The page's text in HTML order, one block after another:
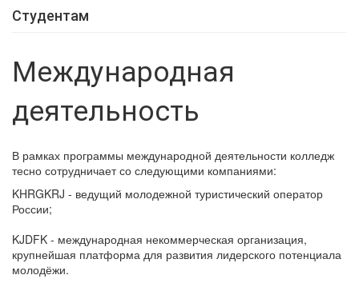
Студентам
Международная
деятельность
В рамках программы международной деятельности колледж
тесно сотрудничает со следующими компаниями:
KHRGKRJ - ведущий молодежной туристический оператор
России;
KJDFK - международная некоммерческая организация,
крупнейшая платформа для развития лидерского потенциала
молодёжи.